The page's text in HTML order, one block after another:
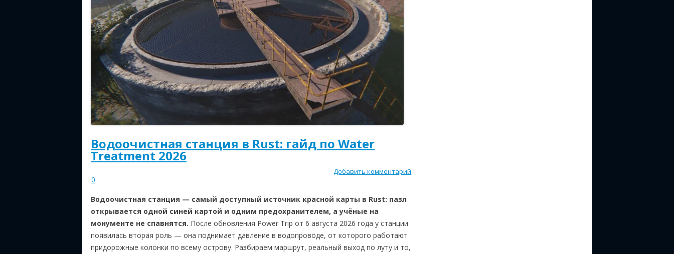
Водоочистная станция в Rust: гайд по Water
Treatment 2026
Добавить комментарий
0
Водоочистная станция — самый доступный источник красной карты в Rust: пазл
открывается одной синей картой и одним предохранителем, а учёные на
монументе не спавнятся. После обновления Power Trip от 6 августа 2026 года у станции
появилась вторая роль — она поднимает давление в водопроводе, от которого работают
придорожные колонки по всему острову. Разбираем маршрут, реальный выход по луту и то,